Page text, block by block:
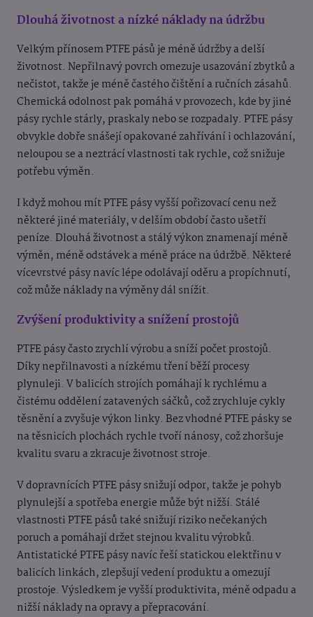
Dlouhá životnost a nízké náklady na údržbu
Velkým přínosem PTFE pásů je méně údržby a delší
životnost. Nepřilnavý povrch omezuje usazování zbytků a
nečistot, takže je méně častého čištění a ručních zásahů.
Chemická odolnost pak pomáhá v provozech, kde by jiné
pásy rychle stárly, praskaly nebo se rozpadaly. PTFE pásy
obvykle dobře snášejí opakované zahřívání i ochlazování,
neloupou se a neztrácí vlastnosti tak rychle, což snižuje
potřebu výměn.
I když mohou mít PTFE pásy vyšší pořizovací cenu než
některé jiné materiály, v delším období často ušetří
peníze. Dlouhá životnost a stálý výkon znamenají méně
výměn, méně odstávek a méně práce na údržbě. Některé
vícevrstvé pásy navíc lépe odolávají oděru a propíchnutí,
což může náklady na výměny dál snížit.
Zvýšení produktivity a snížení prostojů
PTFE pásy často zrychlí výrobu a sníží počet prostojů.
Díky nepřilnavosti a nízkému tření běží procesy
plynuleji. V balicích strojích pomáhají k rychlému a
čistému oddělení zatavených sáčků, což zrychluje cykly
těsnění a zvyšuje výkon linky. Bez vhodné PTFE pásky se
na těsnicích plochách rychle tvoří nánosy, což zhoršuje
kvalitu svaru a zkracuje životnost stroje.
V dopravnících PTFE pásy snižují odpor, takže je pohyb
plynulejší a spotřeba energie může být nižší. Stálé
vlastnosti PTFE pásů také snižují riziko nečekaných
poruch a pomáhají držet stejnou kvalitu výrobků.
Antistatické PTFE pásy navíc řeší statickou elektřinu v
balicích linkách, zlepšují vedení produktu a omezují
prostoje. Výsledkem je vyšší produktivita, méně odpadu a
nižší náklady na opravy a přepracování.